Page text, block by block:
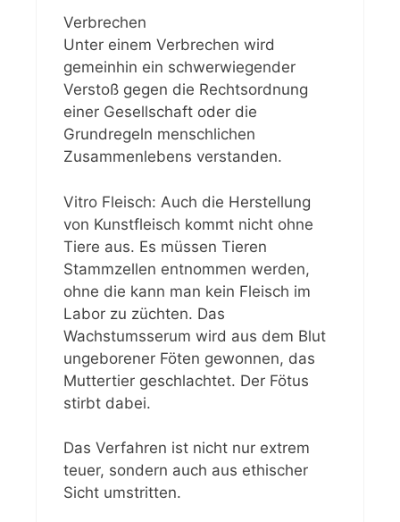
Verbrechen
Unter einem Verbrechen wird
gemeinhin ein schwerwiegender
Verstoß gegen die Rechtsordnung
einer Gesellschaft oder die
Grundregeln menschlichen
Zusammenlebens verstanden.
Vitro Fleisch: Auch die Herstellung
von Kunstfleisch kommt nicht ohne
Tiere aus. Es müssen Tieren
Stammzellen entnommen werden,
ohne die kann man kein Fleisch im
Labor zu züchten. Das
Wachstumsserum wird aus dem Blut
ungeborener Föten gewonnen, das
Muttertier geschlachtet. Der Fötus
stirbt dabei.
Das Verfahren ist nicht nur extrem
teuer, sondern auch aus ethischer
Sicht umstritten.